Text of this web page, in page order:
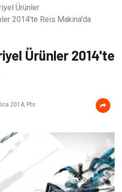
Ürünler
2014'te Reis Makina'da
Ürünler 2014'te
2014, Pts